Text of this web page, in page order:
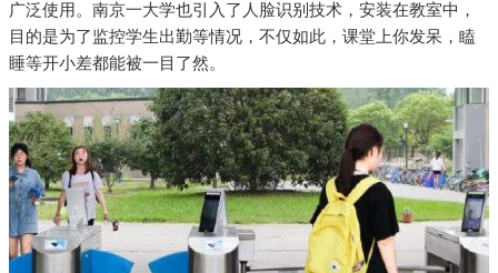
广泛使用。南京一大学也引入了人脸识别技术，安装在教室中，
目的是为了监控学生出勤等情况，不仅如此，课堂上你发呆，瞌
睡等开小差都能被一目了然。